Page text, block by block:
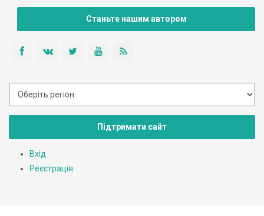
Станьте нашим автором
Підтримати сайт
Вхід
Реєстрація